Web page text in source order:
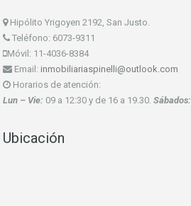
Hipólito Yrigoyen 2192, San Justo.
Teléfono: 6073-9311
Móvil: 11-4036-8384
Email: inmobiliariaspinelli@outlook.com
Horarios de atención:
Lun – Vie: 09 a 12:30 y de 16 a 19.30. Sábados:
Ubicación